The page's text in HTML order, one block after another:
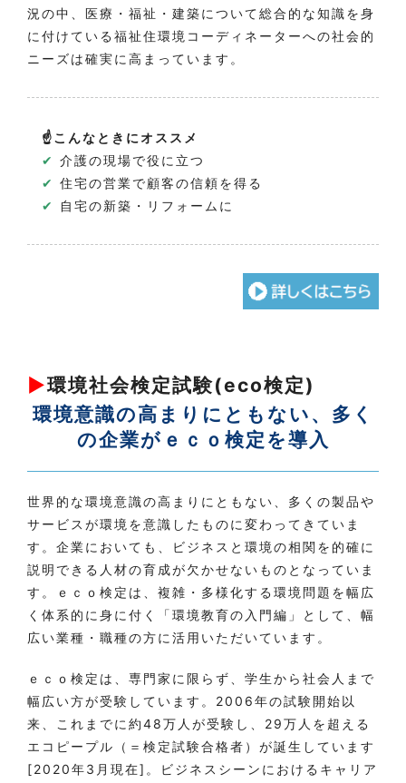
況の中、医療・福祉・建築について総合的な知識を身
に付けている福祉住環境コーディネーターへの社会的
ニーズは確実に高まっています。
☝こんなときにオススメ
✔ 介護の現場で役に立つ
✔ 住宅の営業で顧客の信頼を得る
✔
自宅の新築・リフォームに
▶環境社会検定試験(eco検定)
環境意識の高まりにともない、多く
の企業がｅｃｏ検定を導入
世界的な環境意識の高まりにともない、多くの製品や
サービスが環境を意識したものに変わってきていま
す。企業においても、ビジネスと環境の相関を的確に
説明できる人材の育成が欠かせないものとなっていま
す。ｅｃｏ検定は、複雑・多様化する環境問題を幅広
く体系的に身に付く「環境教育の入門編」として、幅
広い業種・職種の方に活用いただいています。
ｅｃｏ検定は、専門家に限らず、学生から社会人まで
幅広い方が受験しています。2006年の試験開始以
来、これまでに約48万人が受験し、29万人を超える
エコピープル（＝検定試験合格者）が誕生しています
[2020年3月現在]。ビジネスシーンにおけるキャリア